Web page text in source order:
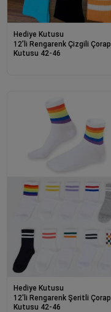
Hediye Kutusu
12’li Rengarenk Çizgili Çorap
Kutusu 42-46
Hediye Kutusu
12'li Rengarenk Şeritli Çorap
Kutusu 42-46